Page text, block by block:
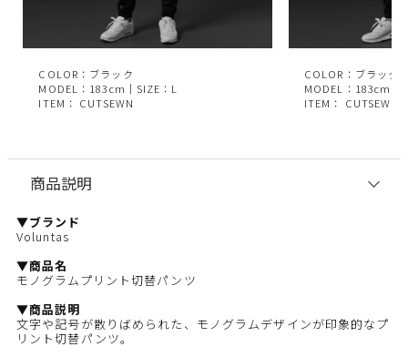
COLOR：ブラック
MODEL：183cm｜SIZE：L
ITEM： CUTSEWN
COLOR：ブラック
MODEL：183cm｜
ITEM： CUTSEWN
商品説明
▼ブランド
Voluntas
▼商品名
モノグラムプリント切替パンツ
▼商品説明
文字や記号が散りばめられた、モノグラムデザインが印象的なプ
リント切替パンツ。